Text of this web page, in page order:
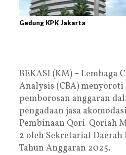
Gedung KPK Jakarta
BEKASI (KM) – Lembaga
Analysis (CBA) menyoroti
pemborosan anggaran
pengadaan jasa
Pembinaan Qori-Qoriah
2 oleh Sekretariat Daerah
Tahun Anggaran 2025.